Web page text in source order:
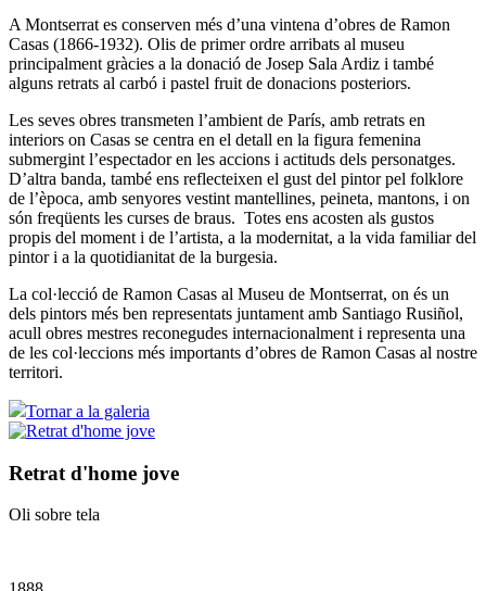
A Montserrat es conserven més d’una vintena d’obres de Ramon
Casas (1866-1932). Olis de primer ordre arribats al museu
principalment gràcies a la donació de Josep Sala Ardiz i també
alguns retrats al carbó i pastel fruit de donacions posteriors.
Les seves obres transmeten l’ambient de París, amb retrats en
interiors on Casas se centra en el detall en la figura femenina
submergint l’espectador en les accions i actituds dels personatges.
D’altra banda, també ens reflecteixen el gust del pintor pel folklore
de l’època, amb senyores vestint mantellines, peineta, mantons, i on
són freqüents les curses de braus. Totes ens acosten als gustos
propis del moment i de l’artista, a la modernitat, a la vida familiar del
pintor i a la quotidianitat de la burgesia.
La col·lecció de Ramon Casas al Museu de Montserrat, on és un
dels pintors més ben representats juntament amb Santiago Rusiñol,
acull obres mestres reconegudes internacionalment i representa una
de les col·leccions més importants d’obres de Ramon Casas al nostre
territori.
Tornar a la galeria
Retrat d'home jove
Oli sobre tela